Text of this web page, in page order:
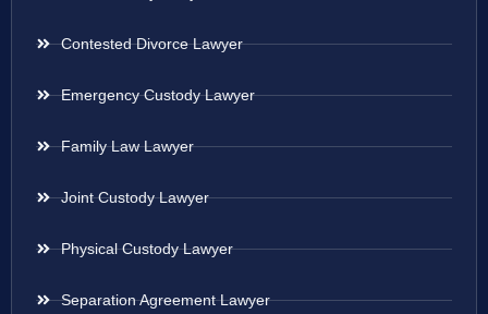
Contested Divorce Lawyer
Emergency Custody Lawyer
Family Law Lawyer
Joint Custody Lawyer
Physical Custody Lawyer
Separation Agreement Lawyer